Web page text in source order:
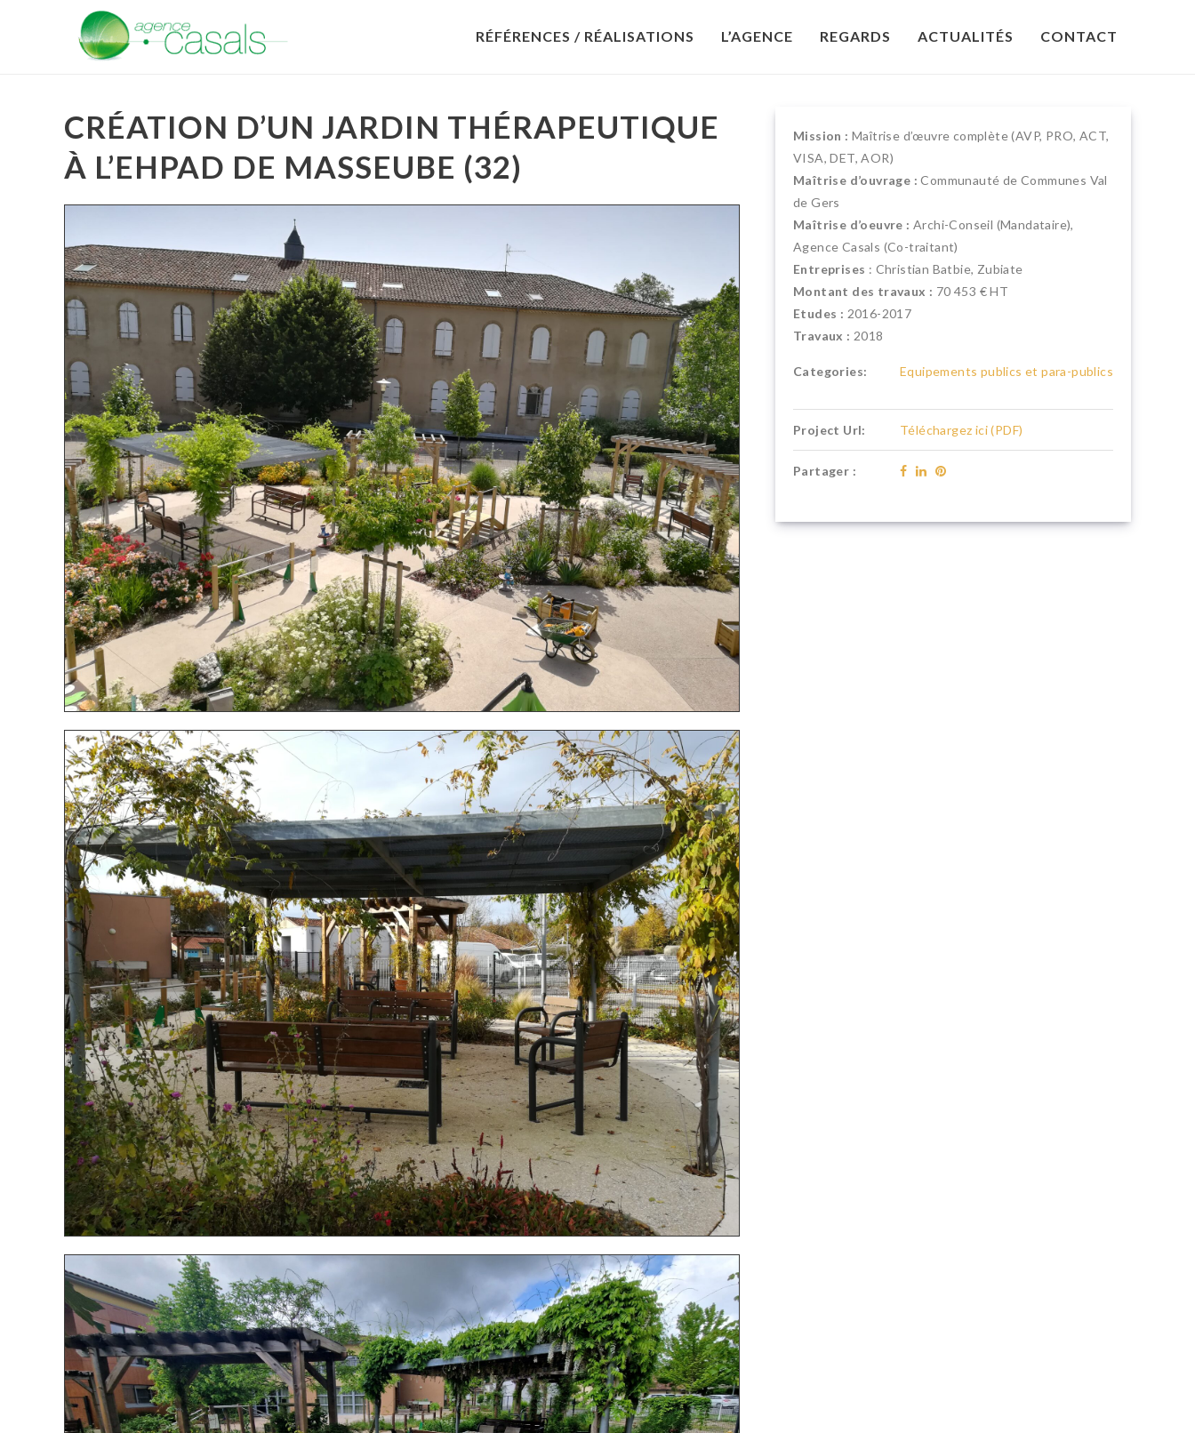
RÉFÉRENCES / RÉALISATIONS L’AGENCE REGARDS ACTUALITÉS CONTACT
CRÉATION D’UN JARDIN THÉRAPEUTIQUE
À L’EHPAD DE MASSEUBE (32)
Mission : Maîtrise d’œuvre complète (AVP, PRO, ACT,
VISA, DET, AOR)
Maîtrise d’ouvrage : Communauté de Communes Val
de Gers
Maîtrise d’oeuvre : Archi-Conseil (Mandataire),
Agence Casals (Co-traitant)
Entreprises : Christian Batbie, Zubiate
Montant des travaux : 70 453 € HT
Etudes : 2016-2017
Travaux : 2018
Categories: Equipements publics et para-publics
Project Url: Téléchargez ici (PDF)
Partager :